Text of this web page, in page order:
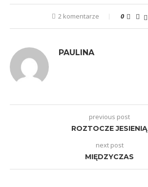
2 komentarze 0
PAULINA
previous post
ROZTOCZE JESIENIĄ
next post
MIĘDZYCZAS